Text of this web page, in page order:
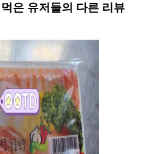
은 유저들의 다른 리뷰